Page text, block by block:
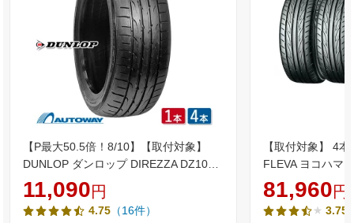
【P最大50.5倍！8/10】【取付対象】
DUNLOP ダンロップ DIREZZA DZ102
205/45R17 (205/45/17 205-45-17
205/45-17) サマータイヤ 夏タイヤ 単品
2本 4本 17インチ
11,090円
4.75 （16件）
【取付対象】 4
FLEVA ヨコハマ
17インチ 205/
81,960円
3.75